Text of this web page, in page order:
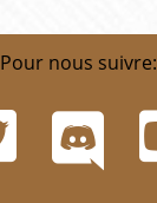
Pour nous suivre: